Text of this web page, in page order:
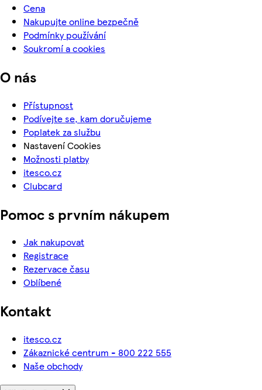
Cena
Nakupujte online bezpečně
Podmínky používání
Soukromí a cookies
O nás
Přístupnost
Podívejte se, kam doručujeme
Poplatek za službu
Nastavení Cookies
Možnosti platby
itesco.cz
Clubcard
Pomoc s prvním nákupem
Jak nakupovat
Registrace
Rezervace času
Oblíbené
Kontakt
itesco.cz
Zákaznické centrum - 800 222 555
Naše obchody